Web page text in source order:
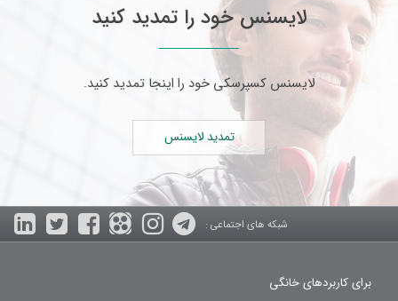
لایسنس خود را تمدید کنید
لایسنس کسپرسکی خود را اینجا تمدید کنید.
تمدید لایسنس
شبکه های اجتماعی :
برای کاربردهای خانگی